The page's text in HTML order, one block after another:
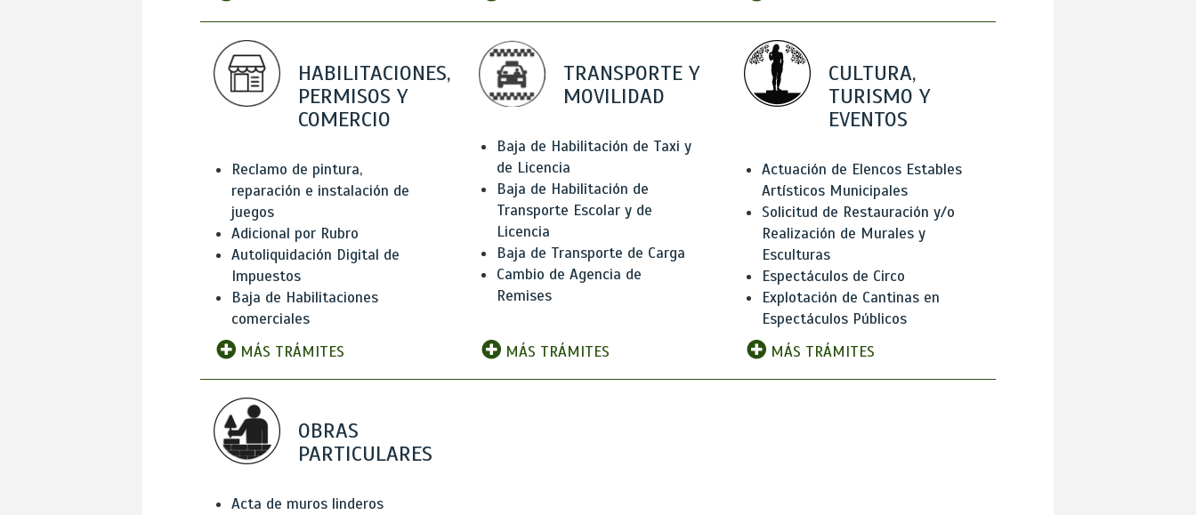
HABILITACIONES,
PERMISOS Y
COMERCIO
Reclamo de pintura,
reparación e instalación de
juegos
Adicional por Rubro
Autoliquidación Digital de
Impuestos
Baja de Habilitaciones
comerciales
MÁS TRÁMITES
TRANSPORTE Y
MOVILIDAD
Baja de Habilitación de Taxi y
de Licencia
Baja de Habilitación de
Transporte Escolar y de
Licencia
Baja de Transporte de Carga
Cambio de Agencia de
Remises
MÁS TRÁMITES
CULTURA,
TURISMO Y
EVENTOS
Actuación de Elencos Estables
Artísticos Municipales
Solicitud de Restauración y/o
Realización de Murales y
Esculturas
Espectáculos de Circo
Explotación de Cantinas en
Espectáculos Públicos
MÁS TRÁMITES
OBRAS
PARTICULARES
Acta de muros linderos